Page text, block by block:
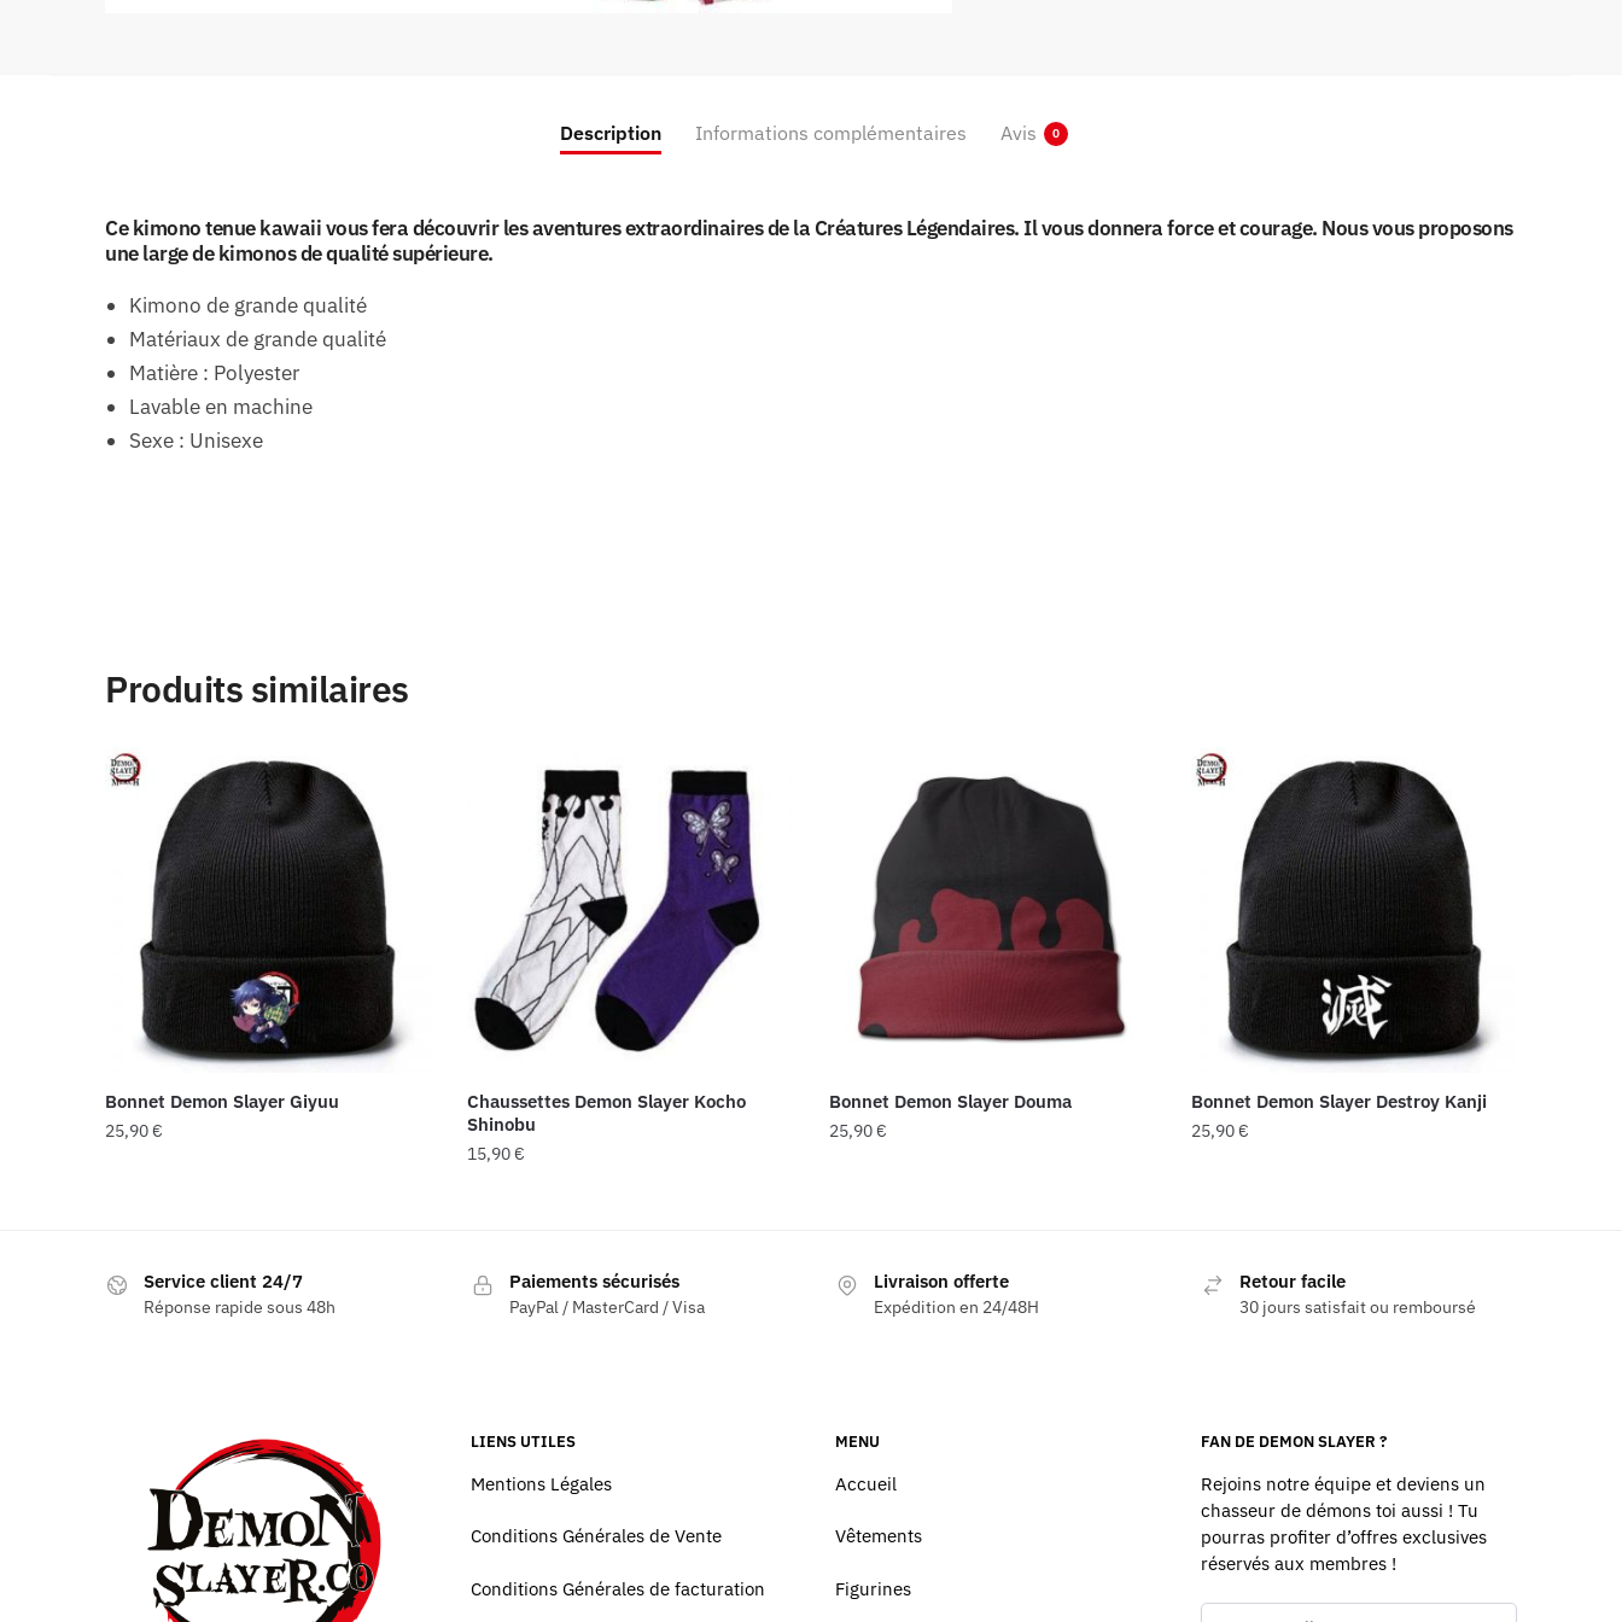
Description Informations complémentaires Avis 0
Ce kimono tenue kawaii vous fera découvrir les aventures extraordinaires de la Créatures Légendaires. Il vous donnera force et courage. Nous vous proposons
une large de kimonos de qualité supérieure.
Kimono de grande qualité
Matériaux de grande qualité
Matière : Polyester
Lavable en machine
Sexe : Unisexe
Produits similaires
Bonnet Demon Slayer Giyuu
25,90€
Chaussettes Demon Slayer Kocho
Shinobu
15,90€
Bonnet Demon Slayer Douma
25,90€
Bonnet Demon Slayer Destroy Kanji
25,90€
Service client 24/7
Réponse rapide sous 48h
Paiements sécurisés
PayPal / MasterCard / Visa
Livraison offerte
Expédition en 24/48H
Retour facile
30 jours satisfait ou remboursé
LIENS UTILES
Mentions Légales
Conditions Générales de Vente
Conditions Générales de facturation
MENU
Accueil
Vêtements
Figurines
FAN DE DEMON SLAYER ?
Rejoins notre équipe et deviens un
chasseur de démons toi aussi ! Tu
pourras profiter d’offres exclusives
réservés aux membres !